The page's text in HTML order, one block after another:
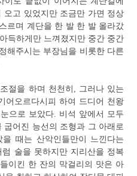
오고 있었지만 조금만 가면 정상
르며 계단을 한 발 한 발 올라갔
득하게만 느껴졌지만 중간 중간
해주시는 부장님을 비롯한 다른
절을 하며 천천히, 그러나 있는
어오르다시피 하여 드디어 천왕
으로 보았다. 비석 앞에서 모두
어진 능선의 조형과 그 아래로
때는 산악인들만이 느낀다는
술을 못하지만 지리산을 정복
이킨 한 잔의 막걸리의 맛은 아